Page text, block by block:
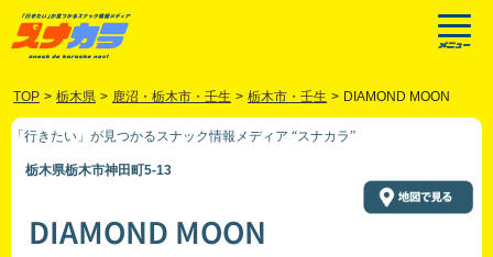
TOP > 栃木県 > 鹿沼・栃木市・壬生 > 栃木市・壬生 > DIAMOND MOON
「行きたい」が見つかるスナック情報メディア “スナカラ”
栃木県栃木市神田町5-13
DIAMOND MOON